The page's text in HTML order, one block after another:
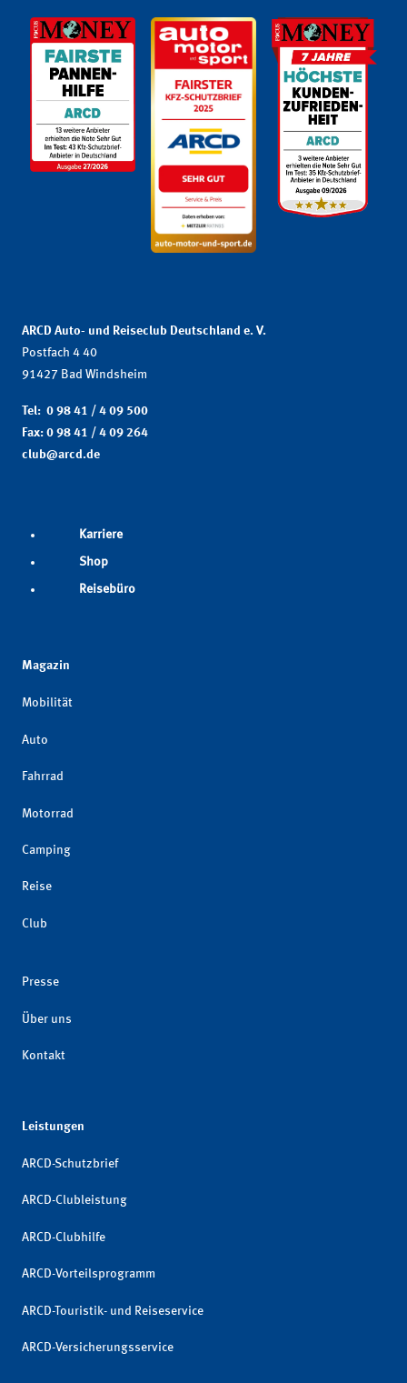
ARCD Auto- und Reiseclub Deutschland e. V.
Postfach 4 40
91427 Bad Windsheim
Tel: 0 98 41 / 4 09 500
Fax: 0 98 41 / 4 09 264
club@arcd.de
Karriere
Shop
Reisebüro
Magazin
Mobilität
Auto
Fahrrad
Motorrad
Camping
Reise
Club
Presse
Über uns
Kontakt
Leistungen
ARCD-Schutzbrief
ARCD-Clubleistung
ARCD-Clubhilfe
ARCD-Vorteilsprogramm
ARCD-Touristik- und Reiseservice
ARCD-Versicherungsservice